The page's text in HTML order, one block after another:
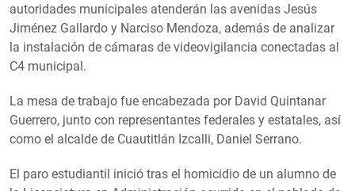
autoridades municipales atenderán las avenidas Jesús
Jiménez Gallardo y Narciso Mendoza, además de analizar
la instalación de cámaras de videovigilancia conectadas al
C4 municipal.
La mesa de trabajo fue encabezada por David Quintanar
Guerrero, junto con representantes federales y estatales, así
como el alcalde de Cuautitlán Izcalli, Daniel Serrano.
El paro estudiantil inició tras el homicidio de un alumno de